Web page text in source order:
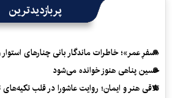
پربازدیدترین
«سفرِ عمر»؛ خاطرات ماندگار بانی چنارهای
حسین پناهی هنوز خوانده می‌شود
تلاقی هنر و ایمان؛ روایت عاشورا در قلب تکیه‌های